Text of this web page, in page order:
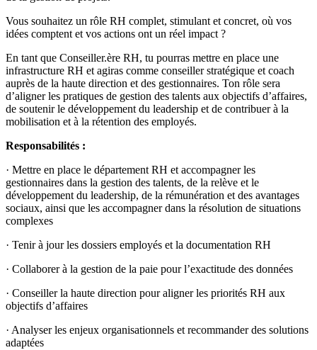
Vous souhaitez un rôle RH complet, stimulant et concret, où vos
idées comptent et vos actions ont un réel impact ?
En tant que Conseiller.ère RH, tu pourras mettre en place une
infrastructure RH et agiras comme conseiller stratégique et coach
auprès de la haute direction et des gestionnaires. Ton rôle sera
d’aligner les pratiques de gestion des talents aux objectifs d’affaires,
de soutenir le développement du leadership et de contribuer à la
mobilisation et à la rétention des employés.
Responsabilités :
· Mettre en place le département RH et accompagner les
gestionnaires dans la gestion des talents, de la relève et le
développement du leadership, de la rémunération et des avantages
sociaux, ainsi que les accompagner dans la résolution de situations
complexes
· Tenir à jour les dossiers employés et la documentation RH
· Collaborer à la gestion de la paie pour l’exactitude des données
· Conseiller la haute direction pour aligner les priorités RH aux
objectifs d’affaires
· Analyser les enjeux organisationnels et recommander des solutions
adaptées